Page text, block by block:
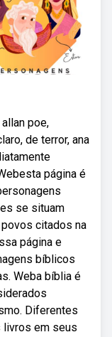
poe,
de terror, ana
página é
se situam
citados na
página e
bíblicos
Weba bíblia é
Diferentes
em seus